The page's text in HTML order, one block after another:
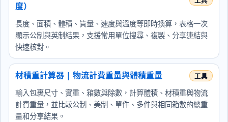
度）
長度、面積、體積、質量、速度與溫度等即時換算，表格一次
顯示公制與英制結果，支援常用單位搜尋、複製、分享連結與
快速核對。
材積重計算器 | 物流計費重量與體積重量
輸入包裹尺寸、實重、箱數與除數，計算體積、材積重與物流
計費重量，並比較公制、美制、單件、多件與相同箱數的總重
量和分享結果。